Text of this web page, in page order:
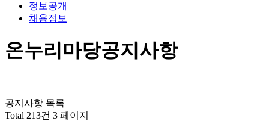
정보공개
채용정보
온누리마당공지사항
공지사항 목록
Total 213건 3 페이지